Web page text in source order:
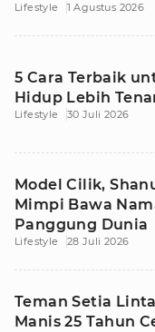
Lifestyle 1 Agustus 2026
5 Cara Terbaik
Hidup Lebih
Lifestyle 30 Juli 2026
Model Cilik,
Mimpi Bawa
Panggung Dunia
Lifestyle 28 Juli 2026
Teman Setia
Manis 25 Tahun